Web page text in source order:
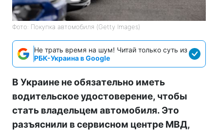
Фото: Покупка автомобиля (Getty Images)
Не трать время на шум! Читай только суть из
РБК-Украина в Google
В Украине не обязательно иметь
водительское удостоверение, чтобы
стать владельцем автомобиля. Это
разъяснили в сервисном центре МВД,